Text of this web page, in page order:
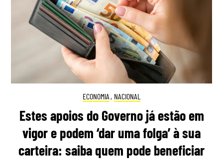
ECONOMIA , NACIONAL
Estes apoios do Governo já estão em
vigor e podem ‘dar uma folga’ à sua
carteira: saiba quem pode beneficiar